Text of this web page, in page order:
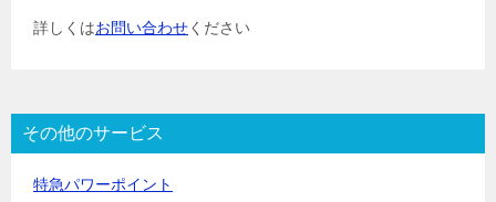
詳しくはお問い合わせください
その他のサービス
特急パワーポイント